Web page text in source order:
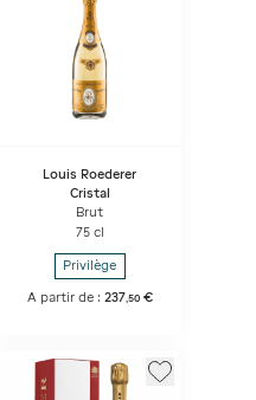
Louis Roederer
Cristal
Brut
75 cl
Privilège
A partir de : 237,50 €